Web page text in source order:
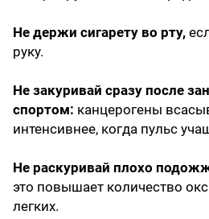
Не держи сигарету во рту,
руку.
Не закуривай сразу после
спортом: канцерогены
интенсивнее, когда пульс
Не раскуривай плохо
это повышает количество
легких.